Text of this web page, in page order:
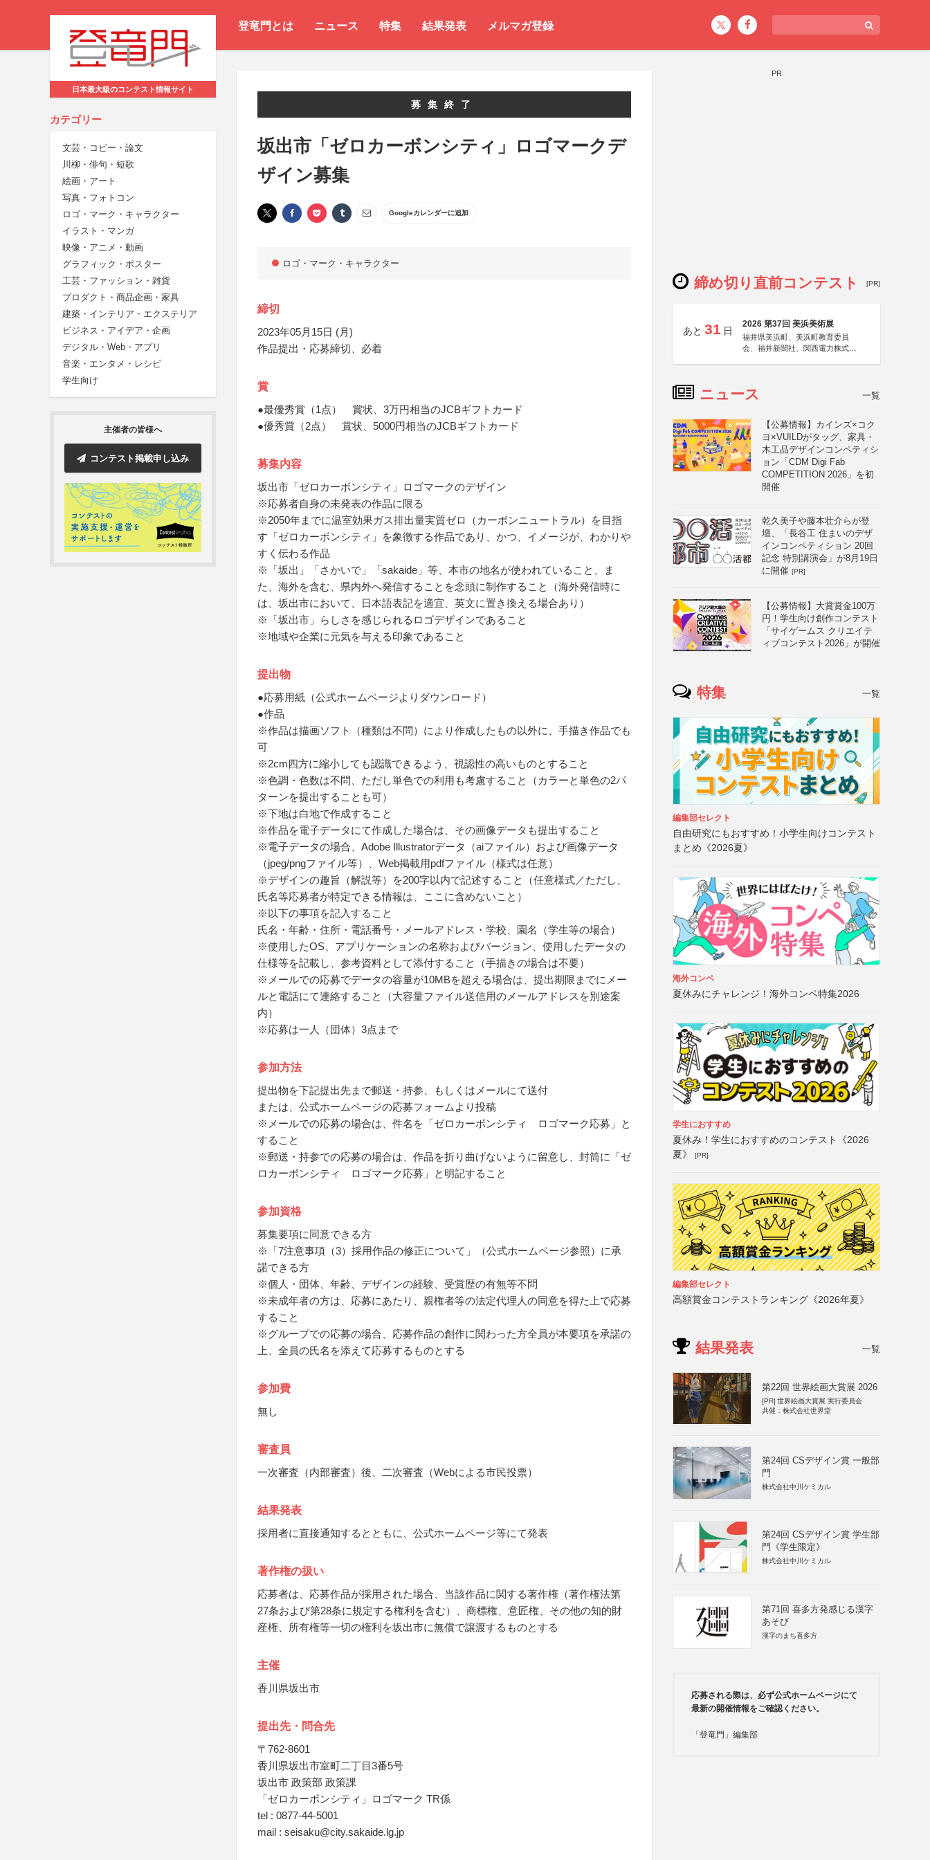
登竜門とは ニュース 特集 結果発表 メルマガ登録
日本最大級のコンテスト情報サイト
カテゴリー
文芸・コピー・論文
川柳・俳句・短歌
絵画・アート
写真・フォトコン
ロゴ・マーク・キャラクター
イラスト・マンガ
映像・アニメ・動画
グラフィック・ポスター
工芸・ファッション・雑貨
プロダクト・商品企画・家具
建築・インテリア・エクステリア
ビジネス・アイデア・企画
デジタル・Web・アプリ
音楽・エンタメ・レシピ
学生向け
主催者の皆様へ
コンテスト掲載申し込み
募集終了
坂出市「ゼロカーボンシティ」ロゴマークデ
ザイン募集
Googleカレンダーに追加
ロゴ・マーク・キャラクター
締切
2023年05月15日 (月)
作品提出・応募締切、必着
賞
●最優秀賞（1点） 賞状、3万円相当のJCBギフトカード
●優秀賞（2点） 賞状、5000円相当のJCBギフトカード
募集内容
坂出市「ゼロカーボンシティ」ロゴマークのデザイン
※応募者自身の未発表の作品に限る
※2050年までに温室効果ガス排出量実質ゼロ（カーボンニュートラル）を目指
す「ゼロカーボンシティ」を象徴する作品であり、かつ、イメージが、わかりや
すく伝わる作品
※「坂出」「さかいで」「sakaide」等、本市の地名が使われていること、ま
た、海外を含む、県内外へ発信することを念頭に制作すること（海外発信時に
は、坂出市において、日本語表記を適宜、英文に置き換える場合あり）
※「坂出市」らしさを感じられるロゴデザインであること
※地域や企業に元気を与える印象であること
提出物
●応募用紙（公式ホームページよりダウンロード）
●作品
※作品は描画ソフト（種類は不問）により作成したもの以外に、手描き作品でも
可
※2cm四方に縮小しても認識できるよう、視認性の高いものとすること
※色調・色数は不問、ただし単色での利用も考慮すること（カラーと単色の2パ
ターンを提出することも可）
※下地は白地で作成すること
※作品を電子データにて作成した場合は、その画像データも提出すること
※電子データの場合、Adobe Illustratorデータ（aiファイル）および画像データ
（jpeg/pngファイル等）、Web掲載用pdfファイル（様式は任意）
※デザインの趣旨（解説等）を200字以内で記述すること（任意様式／ただし、
氏名等応募者が特定できる情報は、ここに含めないこと）
※以下の事項を記入すること
氏名・年齢・住所・電話番号・メールアドレス・学校、園名（学生等の場合）
※使用したOS、アプリケーションの名称およびバージョン、使用したデータの
仕様等を記載し、参考資料として添付すること（手描きの場合は不要）
※メールでの応募でデータの容量が10MBを超える場合は、提出期限までにメー
ルと電話にて連絡すること（大容量ファイル送信用のメールアドレスを別途案
内）
※応募は一人（団体）3点まで
参加方法
提出物を下記提出先まで郵送・持参、もしくはメールにて送付
または、公式ホームページの応募フォームより投稿
※メールでの応募の場合は、件名を「ゼロカーボンシティ ロゴマーク応募」と
すること
※郵送・持参での応募の場合は、作品を折り曲げないように留意し、封筒に「ゼ
ロカーボンシティ ロゴマーク応募」と明記すること
参加資格
募集要項に同意できる方
※「7注意事項（3）採用作品の修正について」（公式ホームページ参照）に承
諾できる方
※個人・団体、年齢、デザインの経験、受賞歴の有無等不問
※未成年者の方は、応募にあたり、親権者等の法定代理人の同意を得た上で応募
すること
※グループでの応募の場合、応募作品の創作に関わった方全員が本要項を承諾の
上、全員の氏名を添えて応募するものとする
参加費
無し
審査員
一次審査（内部審査）後、二次審査（Webによる市民投票）
結果発表
採用者に直接通知するとともに、公式ホームページ等にて発表
著作権の扱い
応募者は、応募作品が採用された場合、当該作品に関する著作権（著作権法第
27条および第28条に規定する権利を含む）、商標権、意匠権、その他の知的財
産権、所有権等一切の権利を坂出市に無償で譲渡するものとする
主催
香川県坂出市
提出先・問合先
〒762-8601
香川県坂出市室町二丁目3番5号
坂出市 政策部 政策課
「ゼロカーボンシティ」ロゴマーク TR係
tel : 0877-44-5001
mail : seisaku@city.sakaide.lg.jp
PR
締め切り直前コンテスト [PR]
あと 31 日
2026 第37回 美浜美術展
福井県美浜町、美浜町教育委員
会、福井新聞社、関西電力株式会
ニュース 一覧
【公募情報】カインズ×コク
ヨ×VUILDがタッグ、家具・
木工品デザインコンペティシ
ョン「CDM Digi Fab
COMPETITION 2026」を初
開催
乾久美子や藤本壮介らが登
壇、「長谷工 住まいのデザ
インコンペティション 20回
記念 特別講演会」が8月19日
に開催 [PR]
【公募情報】大賞賞金100万
円！学生向け創作コンテスト
「サイゲームス クリエイテ
ィブコンテスト2026」が開催
特集 一覧
編集部セレクト
自由研究にもおすすめ！小学生向けコンテスト
まとめ《2026夏》
海外コンペ
夏休みにチャレンジ！海外コンペ特集2026
学生におすすめ
夏休み！学生におすすめのコンテスト《2026
夏》
[PR]
編集部セレクト
高額賞金コンテストランキング《2026年夏》
結果発表 一覧
第22回 世界絵画大賞展 2026
[PR] 世界絵画大賞展 実行委員会
共催：株式会社世界堂
第24回 CSデザイン賞 一般部
門
株式会社中川ケミカル
第24回 CSデザイン賞 学生部
門《学生限定》
株式会社中川ケミカル
第71回 喜多方発感じる漢字
あそび
漢字のまち喜多方
応募される際は、必ず公式ホームページにて
最新の開催情報をご確認ください。
「登竜門」編集部